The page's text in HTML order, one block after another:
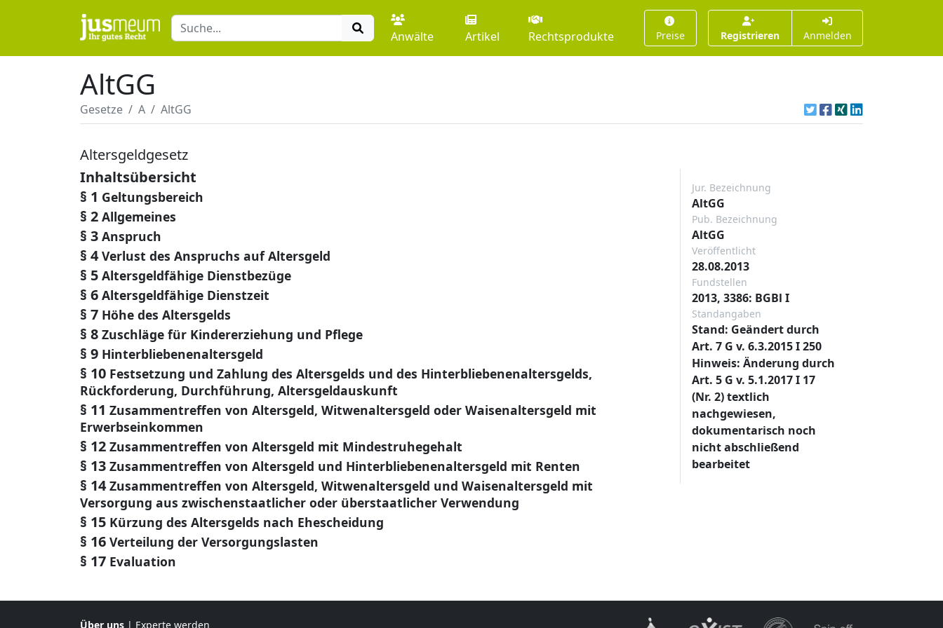
Anwälte Artikel Rechtsprodukte Preise Registrieren Anmelden
AltGG
Gesetze A AltGG
Altersgeldgesetz
Inhaltsübersicht
§ 1 Geltungsbereich
§ 2 Allgemeines
§ 3 Anspruch
§ 4 Verlust des Anspruchs auf Altersgeld
§ 5 Altersgeldfähige Dienstbezüge
§ 6 Altersgeldfähige Dienstzeit
§ 7 Höhe des Altersgelds
§ 8 Zuschläge für Kindererziehung und Pflege
§ 9 Hinterbliebenenaltersgeld
§ 10 Festsetzung und Zahlung des Altersgelds und des Hinterbliebenenaltersgelds,
Rückforderung, Durchführung, Altersgeldauskunft
§ 11 Zusammentreffen von Altersgeld, Witwenaltersgeld oder Waisenaltersgeld mit
Erwerbseinkommen
§ 12 Zusammentreffen von Altersgeld mit Mindestruhegehalt
§ 13 Zusammentreffen von Altersgeld und Hinterbliebenenaltersgeld mit Renten
§ 14 Zusammentreffen von Altersgeld, Witwenaltersgeld und Waisenaltersgeld mit
Versorgung aus zwischenstaatlicher oder überstaatlicher Verwendung
§ 15 Kürzung des Altersgelds nach Ehescheidung
§ 16 Verteilung der Versorgungslasten
§ 17 Evaluation
Jur. Bezeichnung
AltGG
Pub. Bezeichnung
AltGG
Veröffentlicht
28.08.2013
Fundstellen
2013, 3386: BGBl I
Standangaben
Stand: Geändert durch
Art. 7 G v. 6.3.2015 I 250
Hinweis: Änderung durch
Art. 5 G v. 5.1.2017 I 17
(Nr. 2) textlich
nachgewiesen,
dokumentarisch noch
nicht abschließend
bearbeitet
Über uns | Experte werden